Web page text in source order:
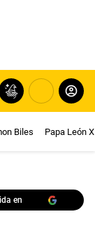
Biles Papa León
en